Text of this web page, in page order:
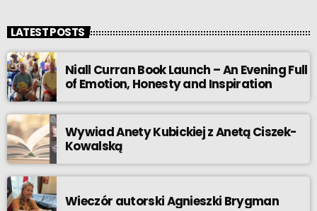
LATEST POSTS
Niall Curran Book Launch – An Evening Full
of Emotion, Honesty and Inspiration
Wywiad Anety Kubickiej z Anetą Ciszek-
Kowalską
Wieczór autorski Agnieszki Brygman